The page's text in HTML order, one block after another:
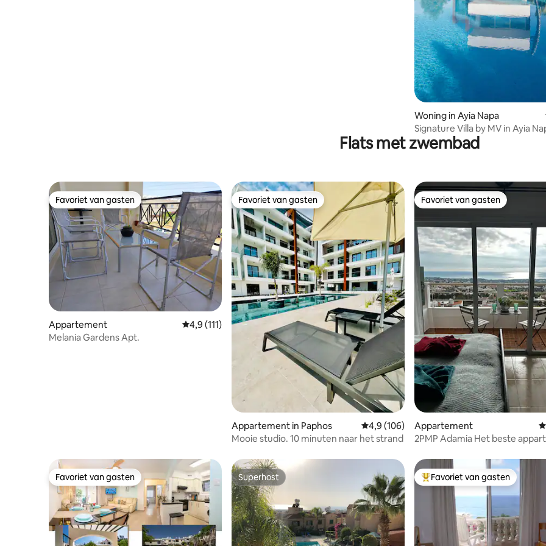
Woning in Ayia Napa
Signature Villa by MV in Ayia
Flats met zwembad
Favoriet van gasten
Favoriet van gasten
Appartement Gemiddelde beoordeling van 4,9 uit 5, 111 recensies
4,9 (111)
Melania Gardens Apt.
Favoriet van gasten
Favoriet van gasten
Appartement in Paphos Gemiddelde beoordeling van 4,9 uit 5, 106
4,9 (106)
Mooie studio. 10 minuten naar het strand
Favoriet van gasten
Favoriet van gasten
Appartement
2PMP Adamia Het beste
Favoriet van gasten
Favoriet van gasten Superhost
Superhost Topfavoriet van gasten
Favoriet van gasten